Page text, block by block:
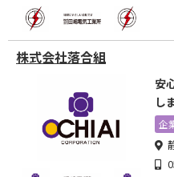
株式会社落合組
安
し
企